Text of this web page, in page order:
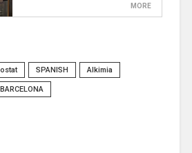
SPANISH Alkimia
BARCELONA